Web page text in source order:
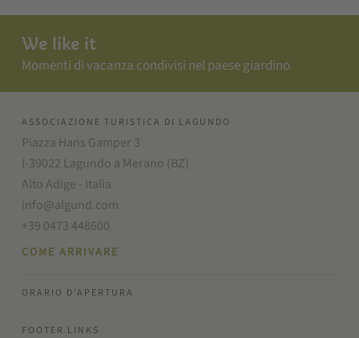
We like it
Momenti di vacanza condivisi nel paese giardino
ASSOCIAZIONE TURISTICA DI LAGUNDO
Piazza Hans Gamper 3
I-39022 Lagundo a Merano (BZ)
Alto Adige - Italia
info@algund.com
+39 0473 448600
COME ARRIVARE
ORARIO D'APERTURA
FOOTER LINKS